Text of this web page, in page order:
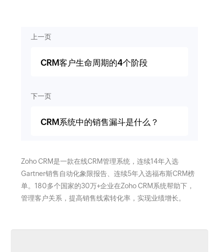
上一页
CRM客户生命周期的4个阶段
下一页
CRM系统中的销售漏斗是什么？
Zoho CRM是一款在线CRM管理系统，连续14年入选
Gartner销售自动化象限报告、连续5年入选福布斯CRM榜
单。180多个国家的30万+企业在Zoho CRM系统帮助下，
管理客户关系，提高销售线索转化率，实现业绩增长。